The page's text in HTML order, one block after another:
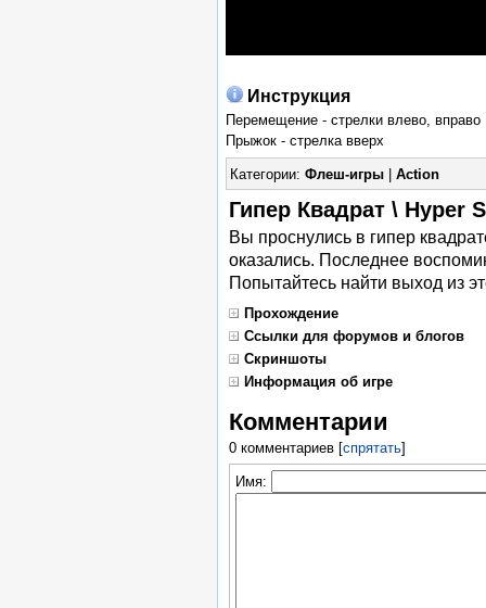
Инструкция
Перемещение - стрелки влево, вправо
Прыжок - стрелка вверх
Категории: Флеш-игры| Action
Гипер Квадрат \ Hyper
Вы проснулись в гипер
оказались. Последнее
Попытайтесь найти выход из
Прохождение
Ссылки для форумов и блогов
Скриншоты
Информация об игре
Комментарии
0 комментариев[спрятать]
Имя: